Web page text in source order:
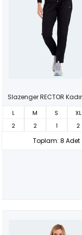
L M S XL
2
2 1 2
Toplam: 8 Adet